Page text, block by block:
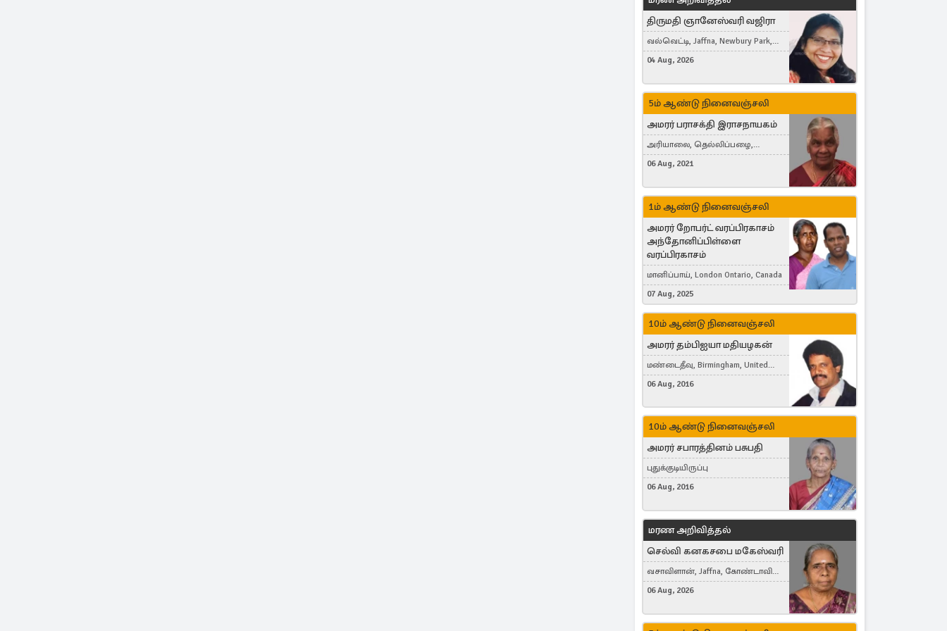
திருமதி ஞானேஸ்வரி வஜிரா
வல்வெட்டி, Jaffna, Newbury Park,
United Kingdom
04 Aug, 2026
5ம் ஆண்டு நினைவஞ்சலி
அமரர் பராசக்தி இராசநாயகம்
அரியாலை, தெல்லிப்பழை,
Montreal, Canada
06 Aug, 2021
1ம் ஆண்டு நினைவஞ்சலி
அமரர் றோபர்ட் வரப்பிரகாசம்
அந்தோனிப்பிள்ளை
வரப்பிரகாசம்
மானிப்பாய், London Ontario, Canada
07 Aug, 2025
10ம் ஆண்டு நினைவஞ்சலி
அமரர் தம்பிஐயா மதியழகன்
மண்டைதீவு, Birmingham, United
Kingdom
06 Aug, 2016
10ம் ஆண்டு நினைவஞ்சலி
அமரர் சபாரத்தினம் பசுபதி
புதுக்குடியிருப்பு
06 Aug, 2016
மரண அறிவித்தல்
செல்வி கனகசபை மகேஸ்வரி
வசாவிளான், Jaffna, கோண்டாவில்
கிழக்கு
06 Aug, 2026